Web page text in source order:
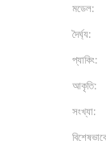
মডেল:
দৈর্ঘ্য:
প্যাকিং:
আকৃতি:
সংখ্যা: